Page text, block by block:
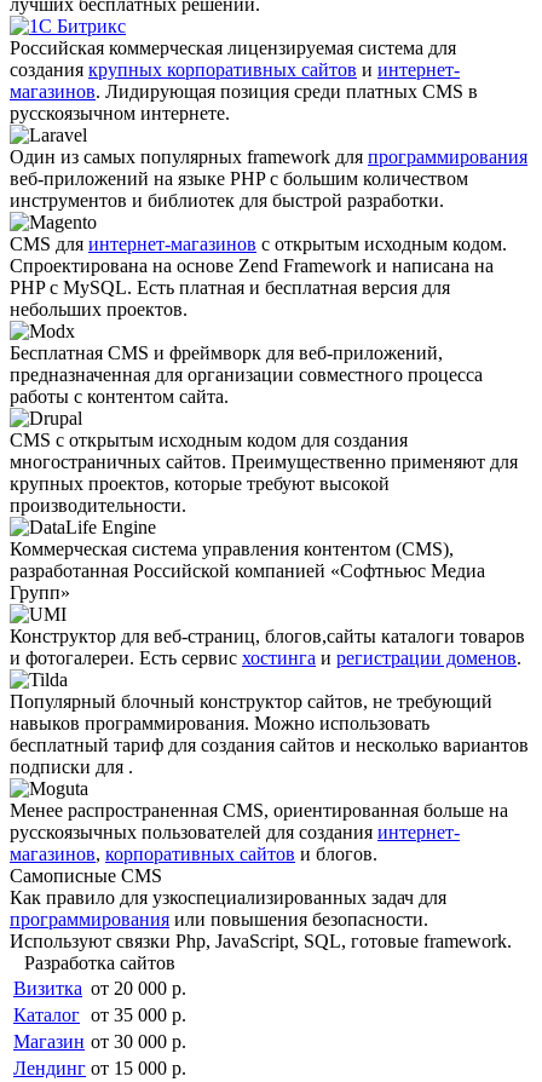
лучших бесплатных решений.
Российская коммерческая лицензируемая система для
создания крупных корпоративных сайтов и интернет-
магазинов. Лидирующая позиция среди платных CMS в
русскоязычном интернете.
Один из самых популярных framework для программирования
веб-приложений на языке PHP с большим количеством
инструментов и библиотек для быстрой разработки.
CMS для интернет-магазинов с открытым исходным кодом.
Спроектирована на основе Zend Framework и написана на
PHP с MySQL. Есть платная и бесплатная версия для
небольших проектов.
Бесплатная CMS и фреймворк для веб-приложений,
предназначенная для организации совместного процесса
работы с контентом сайта.
CMS с открытым исходным кодом для создания
многостраничных сайтов. Преимущественно применяют для
крупных проектов, которые требуют высокой
производительности.
Коммерческая система управления контентом (CMS),
разработанная Российской компанией «Софтньюс Медиа
Групп»
Конструктор для веб-страниц, блогов,сайты каталоги товаров
и фотогалереи. Есть сервис хостинга и регистрации доменов.
Популярный блочный конструктор сайтов, не требующий
навыков программирования. Можно использовать
бесплатный тариф для создания сайтов и несколько вариантов
подписки для .
Менее распро­страненная CMS, ориентированная больше на
русскоязычных пользователей для создания интернет-
магазинов, корпоративных сайтов и блогов.
Самописные CMS
Как правило для узкоспециали­зированных задач для
программирования или повышения безопасности.
Используют связки Php, JavaScript, SQL, готовые framework.
Разработка сайтов
Визитка от 20 000 р.
Каталог от 35 000 р.
Магазин от 30 000 р.
Лендинг от 15 000 р.